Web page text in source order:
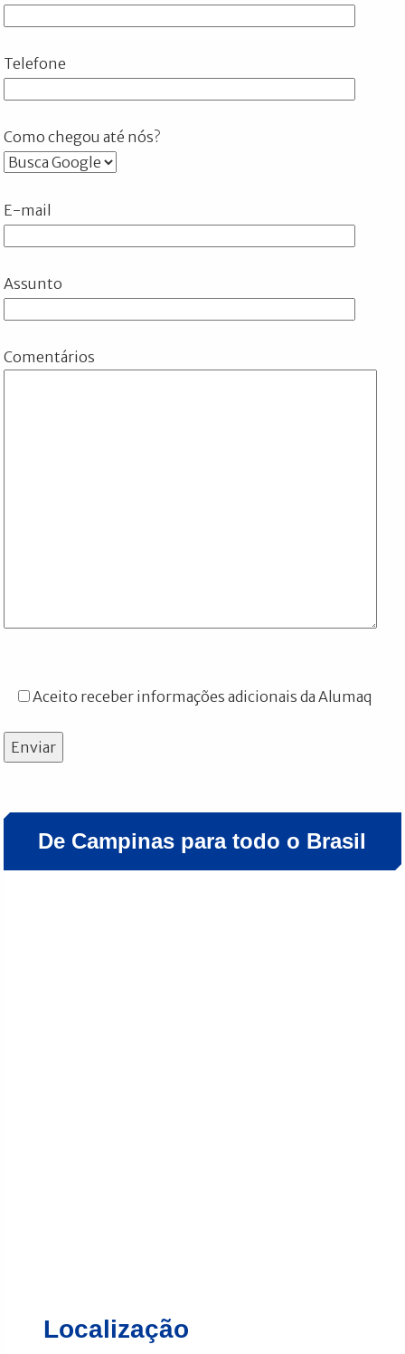
Telefone
Como chegou até nós?
E-mail
Assunto
Comentários
Aceito receber informações adicionais da Alumaq
Enviar
De Campinas para todo o Brasil
Localização